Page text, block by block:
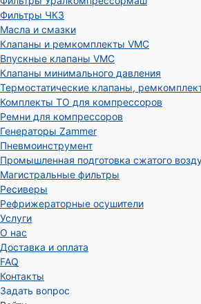
Фильтры ЧКЗ
Масла и смазки
Клапаны и ремкомплекты VMC
Впускные клапаны VMC
Клапаны минимального давления
Термостатические клапаны,
Комплекты ТО для компрессоров
Ремни для компрессоров
Генераторы Zammer
Пневмоинструмент
Промышленная подготовка сжатого
Магистральные фильтры
Ресиверы
Рефрижераторные осушители
Услуги
О нас
Доставка и оплата
FAQ
Контакты
Задать вопрос